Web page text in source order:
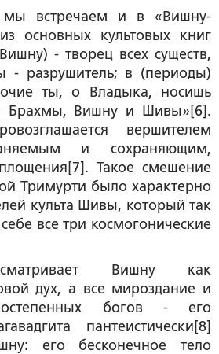
мы встречаем и в «Вишну-
основных культовых книг
- творец всех существ,
- разрушитель; в (периоды)
ты, о Владыка, носишь
Брахмы, Вишну и Шивы»[6].
вершителем
и сохраняющим,
Такое смешение
Тримурти было характерно
культа Шивы, который так
все три космогонические
Вишну как
дух, а все мироздание и
богов - его
пантеистически[8]
его бесконечное тело